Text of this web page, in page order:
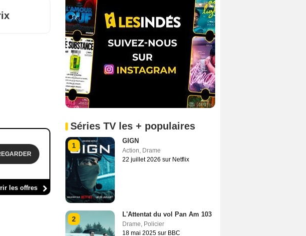
les offres
Séries TV les + populaires
1
GIGN
Action, Drame
22 juillet 2026 sur Netflix
2
L'Attentat du vol Pan Am 103
Drame, Policier
18 mai 2025 sur BBC